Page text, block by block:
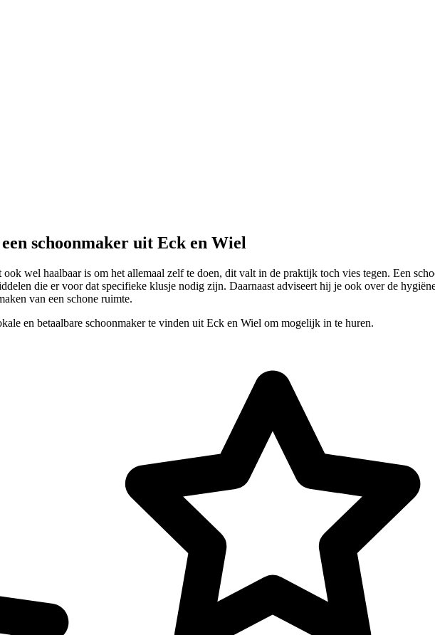
schoonmaker uit Eck en Wiel
wel haalbaar is om het allemaal zelf te doen, dit valt in de praktijk toch vies tegen. Een
die er voor dat specifieke klusje nodig zijn. Daarnaast adviseert hij je ook over de
van een schone ruimte.
en betaalbare schoonmaker te vinden uit Eck en Wiel om mogelijk in te huren.